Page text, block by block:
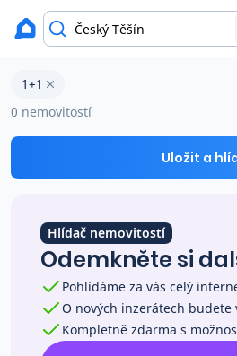
Prodat
Prodej s Reas.cz
Ceny prodaných
Okamžitý výkup
okres Karviná
Byty 1+1 na prodej Český Těšín
1+1
0 nemovitostí
Uložit a
Hlídač nemovitostí
Odemkněte si
Pohlídáme za vás celý
O nových inzerátech budete
Kompletně zdarma s